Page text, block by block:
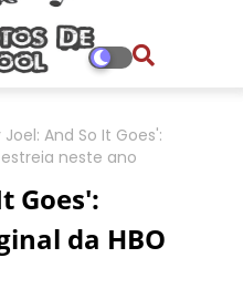
Joel: And So It Goes':
neste ano
Goes':
da HBO